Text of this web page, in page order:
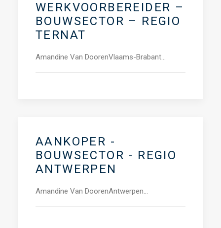
WERKVOORBEREIDER –
BOUWSECTOR – REGIO
TERNAT
Amandine Van DoorenVlaams-Brabant…
AANKOPER -
BOUWSECTOR - REGIO
ANTWERPEN
Amandine Van DoorenAntwerpen…